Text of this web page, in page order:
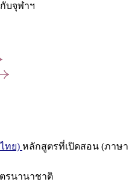
บจุฬาฯ
ทย) หลักสูตรที่เปิดสอน (ภาษา
รนานาชาติ